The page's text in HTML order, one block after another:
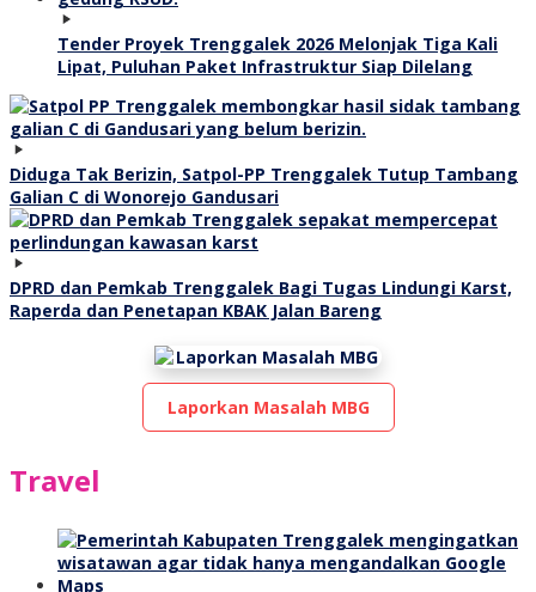
Tender Proyek Trenggalek 2026 Melonjak Tiga Kali
Lipat, Puluhan Paket Infrastruktur Siap Dilelang
Diduga Tak Berizin, Satpol-PP Trenggalek Tutup Tambang
Galian C di Wonorejo Gandusari
DPRD dan Pemkab Trenggalek Bagi Tugas Lindungi Karst,
Raperda dan Penetapan KBAK Jalan Bareng
Laporkan Masalah MBG
Travel